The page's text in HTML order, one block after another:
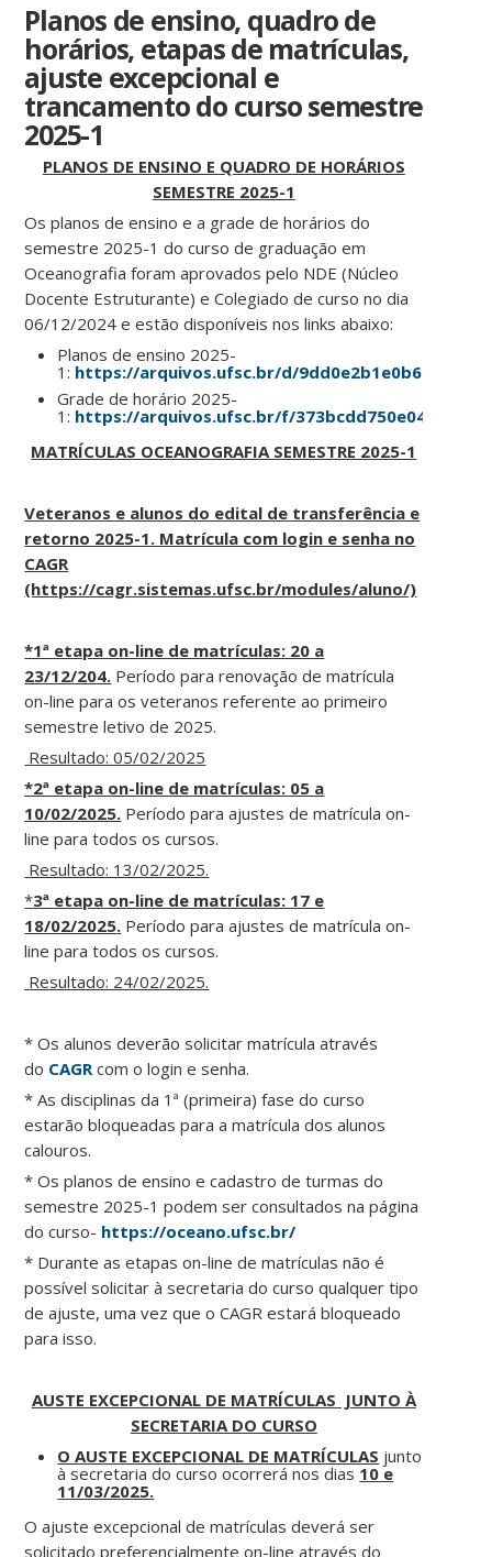
Planos de ensino, quadro de
horários, etapas de matrículas,
ajuste excepcional e
trancamento do curso semestre
2025-1
PLANOS DE ENSINO E QUADRO DE HORÁRIOS
SEMESTRE 2025-1
Os planos de ensino e a grade de horários do
semestre 2025-1 do curso de graduação em
Oceanografia foram aprovados pelo NDE (Núcleo
Docente Estruturante) e Colegiado de curso no dia
06/12/2024 e estão disponíveis nos links abaixo:
Planos de ensino 2025-
1: https://arquivos.ufsc.br/d/
Grade de horário 2025-
1: https://arquivos.ufsc.br/f/
MATRÍCULAS OCEANOGRAFIA SEMESTRE 2025-1
Veteranos e alunos do edital de transferência e
retorno 2025-1. Matrícula com login e senha no
CAGR
(https://cagr.sistemas.ufsc.br/modules/aluno/)
*1ª etapa on-line de matrículas: 20 a
23/12/204. Período para renovação de matrícula
on-line para os veteranos referente ao primeiro
semestre letivo de 2025.
Resultado: 05/02/2025
*2ª etapa on-line de matrículas: 05 a
10/02/2025. Período para ajustes de matrícula on-
line para todos os cursos.
Resultado: 13/02/2025.
*3ª etapa on-line de matrículas: 17 e
18/02/2025. Período para ajustes de matrícula on-
line para todos os cursos.
Resultado: 24/02/2025.
* Os alunos deverão solicitar matrícula através
do CAGRcom o login e senha.
* As disciplinas da 1ª (primeira) fase do curso
estarão bloqueadas para a matrícula dos alunos
calouros.
* Os planos de ensino e cadastro de turmas do
semestre 2025-1 podem ser consultados na página
do curso- https://oceano.ufsc.br/
* Durante as etapas on-line de matrículas não é
possível solicitar à secretaria do curso qualquer tipo
de ajuste, uma vez que o CAGR estará bloqueado
para isso.
AUSTE EXCEPCIONAL DE MATRÍCULAS JUNTO À
SECRETARIA DO CURSO
O AUSTE EXCEPCIONAL DE MATRÍCULAS junto
à secretaria do curso ocorrerá nos dias 10 e
11/03/2025.
O ajuste excepcional de matrículas deverá ser
solicitado preferencialmente on-line através do